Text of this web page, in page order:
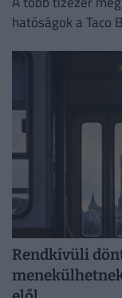
hatóságok a Taco
Rendkívüli